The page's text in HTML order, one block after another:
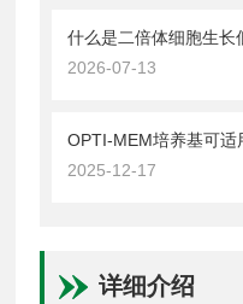
什么是二倍体细胞生
2026-07-13
2025-12-17
详细介绍